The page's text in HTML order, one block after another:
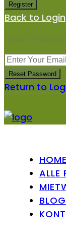
Register
Back to Login
Reset
Reset Password
Return to
HOME
ALLE
BLOG